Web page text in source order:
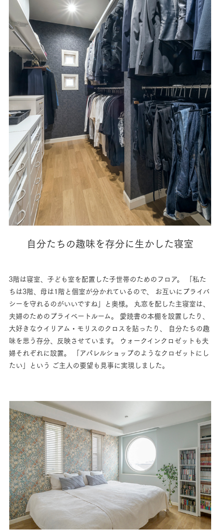
自分たちの趣味を存分に生かした寝室
3階は寝室、子ども室を配置した子世帯のためのフロア。
「私た
ちは3階、母は1階と個室が分かれているので、
お互いにプライバ
シーを守れるのがいいですね」と奥様。
丸窓を配した主寝室は、
夫婦のためのプライベートルーム。
愛読書の本棚を設置したり、
大好きなウイリアム・モリスのクロスを貼ったり、
自分たちの趣
味を思う存分、反映させています。
ウォークインクロゼットも夫
婦それぞれに設置。
「アパレルショップのようなクロゼットにし
たい」という ご主人の要望も見事に実現しました。